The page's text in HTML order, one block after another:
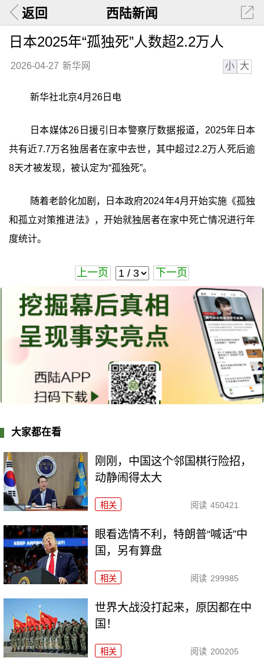
返回 西陆新闻
日本2025年“孤独死”人数超2.2万人
2026-04-27 新华网 小 大
新华社北京4月26日电
日本媒体26日援引日本警察厅数据报道，2025年日本
共有近7.7万名独居者在家中去世，其中超过2.2万人死后逾
8天才被发现，被认定为“孤独死”。
随着老龄化加剧，日本政府2024年4月开始实施《孤独
和孤立对策推进法》，开始就独居者在家中死亡情况进行年
度统计。
上一页 下一页
大家都在看
刚刚，中国这个邻国棋行险招，
动静闹得太大
相关 阅读 450421
眼看选情不利，特朗普“喊话”中
国，另有算盘
相关 阅读 299985
世界大战没打起来，原因都在中
国！
相关 阅读 200205